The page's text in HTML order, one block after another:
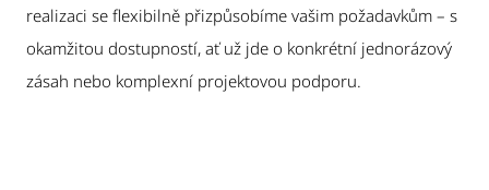
realizaci se flexibilně přizpůsobíme vašim požadavkům – s
okamžitou dostupností, ať už jde o konkrétní jednorázový
zásah nebo komplexní projektovou podporu.